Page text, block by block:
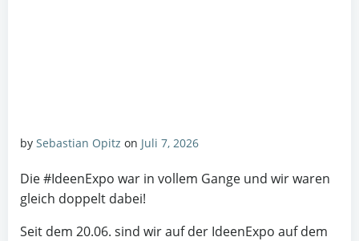
by Sebastian Opitz on Juli 7, 2026
Die #IdeenExpo war in vollem Gange und wir waren
gleich doppelt dabei!
Seit dem 20.06. sind wir auf der IdeenExpo auf dem